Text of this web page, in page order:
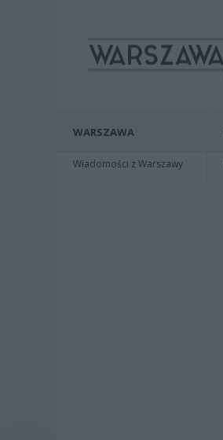
WARSZAWA
Wiadomości z Warszawy